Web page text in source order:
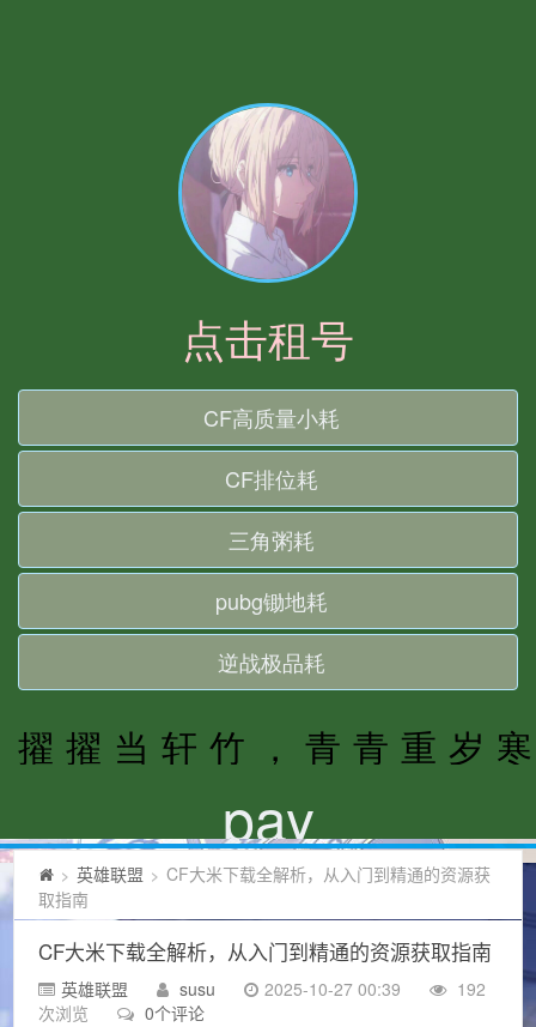
> 英雄联盟 > CF大米下载全解析，从入门到精通的资源获
取指南
CF大米下载全解析，从入门到精通的资源获取指南
英雄联盟 susu 2025-10-27 00:39
192
次浏览
0个评论